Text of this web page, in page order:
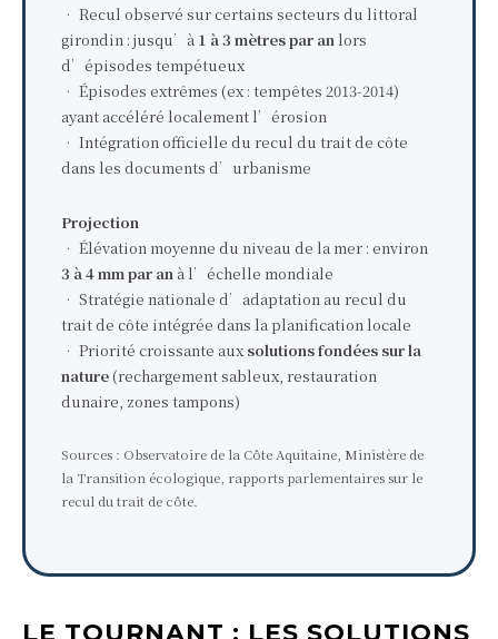
• Recul observé sur certains secteurs du littoral
girondin : jusqu’à 1 à 3 mètres par anlors
d’épisodes tempétueux
• Épisodes extrêmes (ex : tempêtes 2013-2014)
ayant accéléré localement l’érosion
• Intégration officielle du recul du trait de côte
dans les documents d’urbanisme
Projection
• Élévation moyenne du niveau de la mer : environ
3 à 4 mm par an à l’échelle mondiale
• Stratégie nationale d’adaptation au recul du
trait de côte intégrée dans la planification locale
• Priorité croissante aux solutions fondées sur la
nature (rechargement sableux, restauration
dunaire, zones tampons)
Sources : Observatoire de la Côte Aquitaine, Ministère de
la Transition écologique, rapports parlementaires sur le
recul du trait de côte.
LE TOURNANT : LES SOLUTIONS